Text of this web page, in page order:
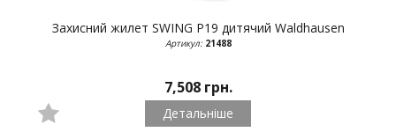
Захисний жилет SWING P19 дитячий Waldhausen
Артикул:21488
7,508 грн.
Детальніше